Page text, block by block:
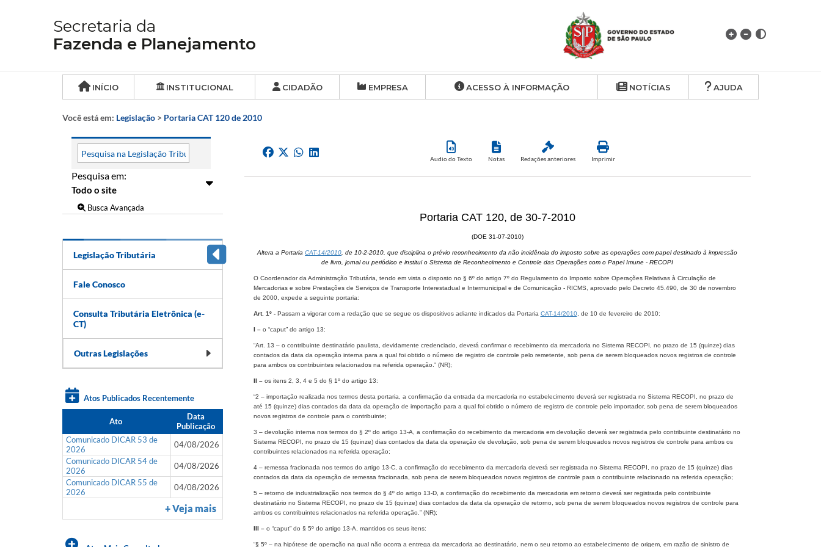
Secretaria da
Fazenda e Planejamento
INÍCIO INSTITUCIONAL CIDADÃO EMPRESA ACESSO À INFORMAÇÃO NOTÍCIAS AJUDA
Você está em: Legislação > Portaria CAT 120 de 2010
Pesquisa em:
Busca Avançada
Legislação Tributária
Fale Conosco
Consulta Tributária Eletrônica (e-
CT)
Outras Legislações
Atos Publicados Recentemente
Ato
Data
Publicação
Comunicado DICAR 53 de
2026
04/08/2026
Comunicado DICAR 54 de
2026
04/08/2026
Comunicado DICAR 55 de
2026
04/08/2026
+ Veja mais
Audio do Texto Notas Redações anteriores Imprimir
Portaria CAT 120, de 30-7-2010
(DOE 31-07-2010)
Altera a PortariaCAT-14/2010 , de 10-2-2010, que disciplina o prévio reconhecimento da não incidência do imposto sobre as operações com papel destinado à impressão
de livro, jornal ou periódico e institui o Sistema de Reconhecimento e Controle das Operações com o Papel Imune - RECOPI
O Coordenador da Administração Tributária, tendo em vista o disposto no § 6º do artigo 7º do Regulamento do Imposto sobre Operações Relativas à Circulação de
Mercadorias e sobre Prestações de Serviços de Transporte Interestadual e Intermunicipal e de Comunicação - RICMS, aprovado pelo Decreto 45.490, de 30 de novembro
de 2000, expede a seguinte portaria:
Art. 1º - Passam a vigorar com a redação que se segue os dispositivos adiante indicados da Portaria CAT-14/2010, de 10 de fevereiro de 2010:
I – o “caput” do artigo 13:
“Art. 13 – o contribuinte destinatário paulista, devidamente credenciado, deverá confirmar o recebimento da mercadoria no Sistema RECOPI, no prazo de 15 (quinze) dias
contados da data da operação interna para a qual foi obtido o número de registro de controle pelo remetente, sob pena de serem bloqueados novos registros de controle
para ambos os contribuintes relacionados na referida operação.” (NR);
II –os itens 2, 3, 4 e 5 do § 1º do artigo 13:
“2 – importação realizada nos termos desta portaria, a confirmação da entrada da mercadoria no estabelecimento deverá ser registrada no Sistema RECOPI, no prazo de
até 15 (quinze) dias contados da data da operação de importação para a qual foi obtido o número de registro de controle pelo importador, sob pena de serem bloqueados
novos registros de controle para o contribuinte;
3 – devolução interna nos termos do § 2º do artigo 13-A, a confirmação do recebimento da mercadoria em devolução deverá ser registrada pelo contribuinte destinatário no
Sistema RECOPI, no prazo de 15 (quinze) dias contados da data da operação de devolução, sob pena de serem bloqueados novos registros de controle para ambos os
contribuintes relacionados na referida operação;
4 – remessa fracionada nos termos do artigo 13-C, a confirmação do recebimento da mercadoria deverá ser registrada no Sistema RECOPI, no prazo de 15 (quinze) dias
contados da data da operação de remessa fracionada, sob pena de serem bloqueados novos registros de controle para o contribuinte relacionado na referida operação;
5 – retorno de industrialização nos termos do § 4º do artigo 13-D, a confirmação do recebimento da mercadoria em retorno deverá ser registrada pelo contribuinte
destinatário no Sistema RECOPI, no prazo de 15 (quinze) dias contados da data da operação de retorno, sob pena de serem bloqueados novos registros de controle para
ambos os contribuintes relacionados na referida operação.” (NR);
III –o “caput” do § 5º do artigo 13-A, mantidos os seus itens:
“§ 5º – na hipótese de operação na qual não ocorra a entrega da mercadoria ao destinatário, nem o seu retorno ao estabelecimento de origem, em razão de sinistro de